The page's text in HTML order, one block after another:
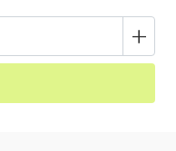
+